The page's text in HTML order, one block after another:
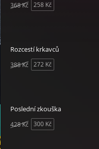
258 Kč
368 Kč
Rozcestí krkavců
272 Kč
388 Kč
Poslední zkouška
300 Kč
428 Kč